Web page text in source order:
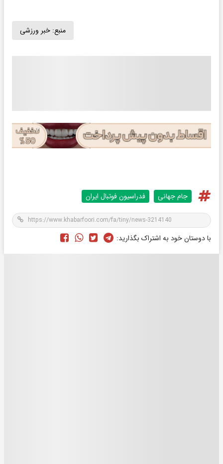
منبع: خبر ورزشی
جام جهانی فدراسیون فوتبال ایران
با دوستان خود به اشتراک بگذارید: